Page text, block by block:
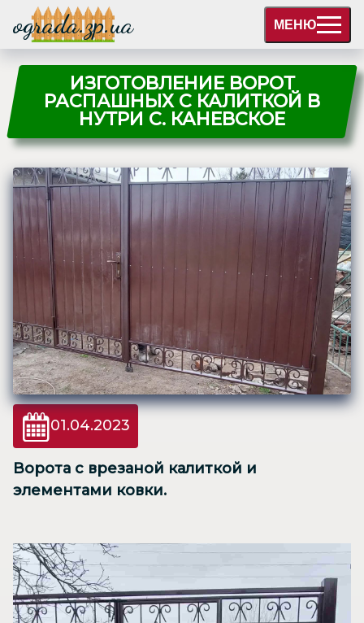
ograda.zp.ua МЕНЮ
ИЗГОТОВЛЕНИЕ ВОРОТ
РАСПАШНЫХ С КАЛИТКОЙ В
НУТРИ С. КАНЕВСКОЕ
01.04.2023
Ворота с врезаной калиткой и
элементами ковки.